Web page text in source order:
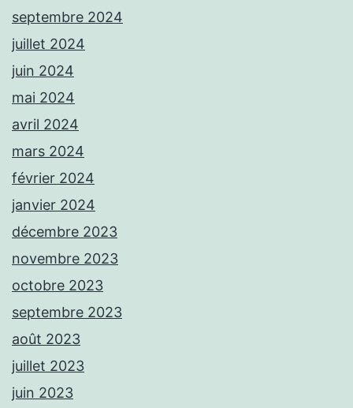
septembre 2024
juillet 2024
juin 2024
mai 2024
avril 2024
mars 2024
février 2024
janvier 2024
décembre 2023
novembre 2023
octobre 2023
septembre 2023
août 2023
juillet 2023
juin 2023